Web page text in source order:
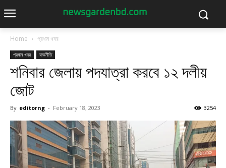
Home প্রধান খবর
প্রধান খবর রাজনীতি
শনিবার জেলায় পদযাত্রা করবে ১২ দলীয়
জোট
By editorng - February 18, 2023 3254